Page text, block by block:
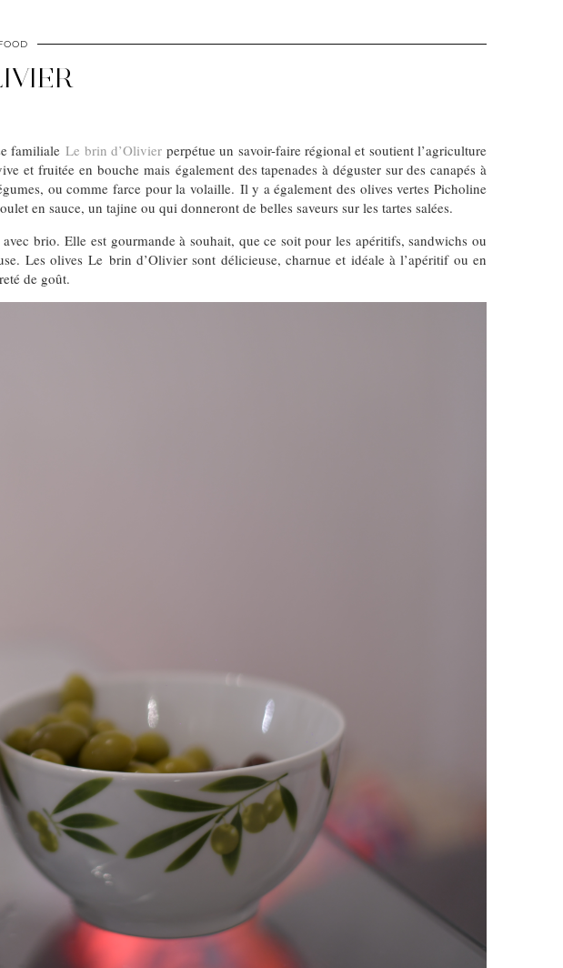
familiale Le brin d’Olivier perpétue un savoir-faire régional et soutient l’agriculture
fruitée en bouche mais également des tapenades à déguster sur des canapés à
ou comme farce pour la volaille. Il y a également des olives vertes Picholine
en sauce, un tajine ou qui donneront de belles saveurs sur les tartes salées.
brio. Elle est gourmande à souhait, que ce soit pour les apéritifs, sandwichs ou
Les olives Le brin d’Olivier sont délicieuse, charnue et idéale à l’apéritif ou en
de goût.